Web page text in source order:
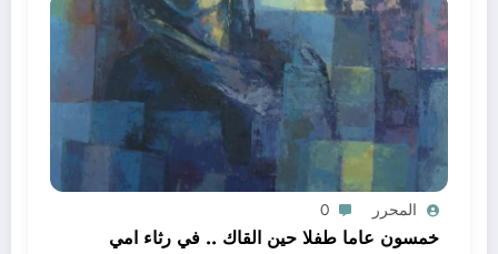
المحرر 0
خمسون عاما طفلا حين القاك .. في رثاء امي